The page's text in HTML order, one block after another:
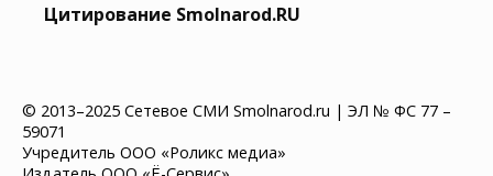
Цитирование Smolnarod.RU
© 2013–2025 Сетевое СМИ Smolnarod.ru | ЭЛ № ФС 77 –
59071
Учредитель ООО «Роликс медиа»